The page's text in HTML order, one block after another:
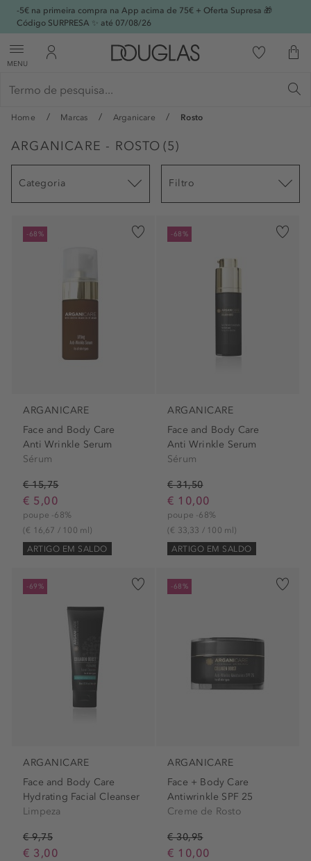
-5€ na primeira compra na App acima de 75€ + Oferta Supresa 🎁
Código SURPRESA ✨ até 07/08/26
MENU
Home Marcas Arganicare Rosto
ARGANICARE - ROSTO (5)
Categoria Filtro
-68%
ARGANICARE
Face and Body Care
Anti Wrinkle Serum
Sérum
€ 15,75
€ 5,00
poupe -68%
(€ 16,67 / 100 ml)
ARTIGO EM SALDO
-68%
ARGANICARE
Face and Body Care
Anti Wrinkle Serum
Sérum
€ 31,50
€ 10,00
poupe -68%
(€ 33,33 / 100 ml)
ARTIGO EM SALDO
-69%
ARGANICARE
Face and Body Care
Hydrating Facial Cleanser
Limpeza
€ 9,75
€ 3,00
-68%
ARGANICARE
Face + Body Care
Antiwrinkle SPF 25
Creme de Rosto
€ 30,95
€ 10,00